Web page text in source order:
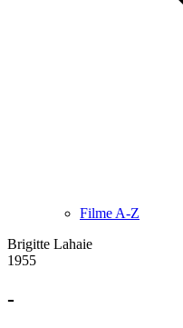
Filme A-Z
Brigitte Lahaie
1955
-